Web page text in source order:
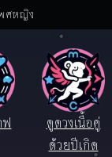
ศหญิง
ฟ
ดูดวงเนื้อคู่
ด้วยปีเกิด